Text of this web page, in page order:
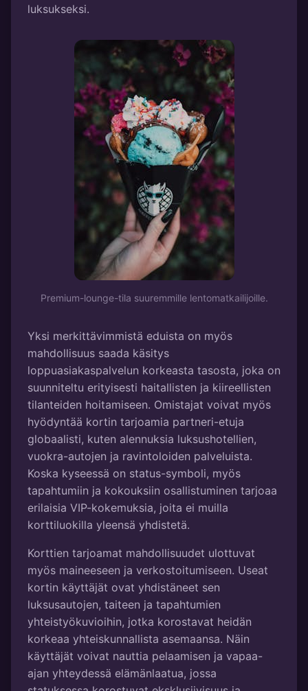
luksukseksi.
Premium-lounge-tila suuremmille lentomatkailijoille.
Yksi merkittävimmistä eduista on myös
mahdollisuus saada käsitys
loppuasiakaspalvelun korkeasta tasosta, joka on
suunniteltu erityisesti haitallisten ja kiireellisten
tilanteiden hoitamiseen. Omistajat voivat myös
hyödyntää kortin tarjoamia partneri-etuja
globaalisti, kuten alennuksia luksushotellien,
vuokra-autojen ja ravintoloiden palveluista.
Koska kyseessä on status-symboli, myös
tapahtumiin ja kokouksiin osallistuminen tarjoaa
erilaisia VIP-kokemuksia, joita ei muilla
korttiluokilla yleensä yhdistetä.
Korttien tarjoamat mahdollisuudet ulottuvat
myös maineeseen ja verkostoitumiseen. Useat
kortin käyttäjät ovat yhdistäneet sen
luksusautojen, taiteen ja tapahtumien
yhteistyökuvioihin, jotka korostavat heidän
korkeaa yhteiskunnallista asemaansa. Näin
käyttäjät voivat nauttia pelaamisen ja vapaa-
ajan yhteydessä elämänlaatua, jossa